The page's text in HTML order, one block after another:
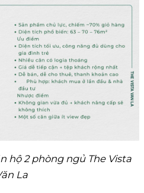
hộ 2 phòng ngủ The Vista
La